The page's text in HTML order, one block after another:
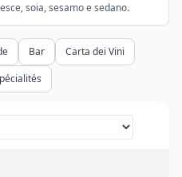
soia, sesamo e sedano.
Bar
Carta dei Vini